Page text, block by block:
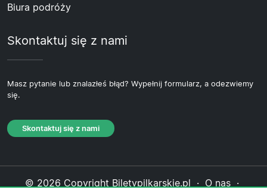
Biura podróży
Skontaktuj się z nami
Masz pytanie lub znalazłeś błąd? Wypełnij formularz, a odezwiemy
się.
Skontaktuj się z nami
© 2026 Copyright Biletypilkarskie.pl · O nas ·